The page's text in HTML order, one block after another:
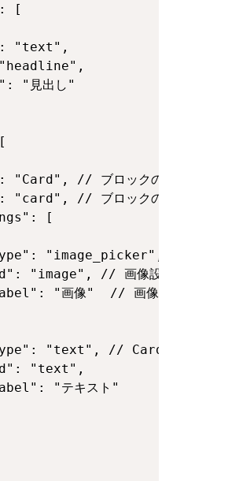
[
"text",
"見出し"
// ブロックの名前
// ブロックの識別子、文
[
"image_picker", // Cardの
"image", // 画像設定のID
"画像"  // 画像設定のラベ
"text", // Cardのテキスト
"text",
"テキスト"